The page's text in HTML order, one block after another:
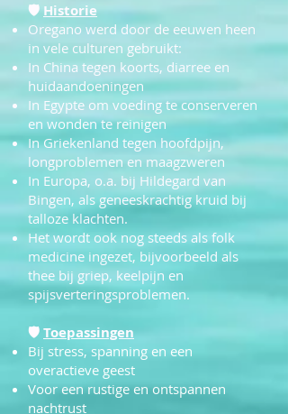
🛡Historie
Oregano werd door de eeuwen heen
in vele culturen gebruikt:
In China tegen koorts, diarree en
huidaandoeningen
In Egypte om voeding te conserveren
en wonden te reinigen
In Griekenland tegen hoofdpijn,
longproblemen en maagzweren
In Europa, o.a. bij Hildegard van
Bingen, als geneeskrachtig kruid bij
talloze klachten.
Het wordt ook nog steeds als folk
medicine ingezet, bijvoorbeeld als
thee bij griep, keelpijn en
spijsverteringsproblemen.
🛡Toepassingen
Bij stress, spanning en een
overactieve geest
Voor een rustige en ontspannen
nachtrust